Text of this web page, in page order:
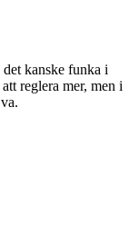
kanske funka i
reglera mer, men i